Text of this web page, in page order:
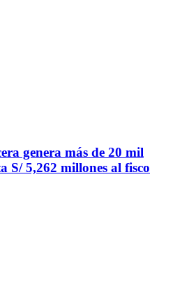
genera más de 20 mil
S/ 5,262 millones al fisco